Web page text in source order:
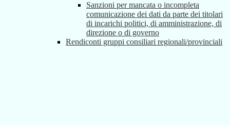
Sanzioni per mancata o incompleta
comunicazione dei dati da parte dei titolari
di incarichi politici, di amministrazione, di
direzione o di governo
Rendiconti gruppi consiliari regionali/provinciali